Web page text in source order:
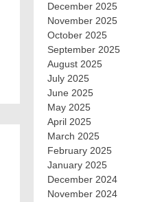
December 2025
November 2025
October 2025
September 2025
August 2025
July 2025
June 2025
May 2025
April 2025
March 2025
February 2025
January 2025
December 2024
November 2024